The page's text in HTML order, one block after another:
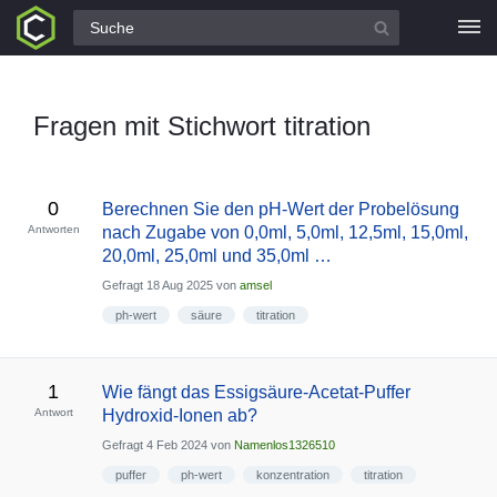
Alle Fragen
Fragen mit Stichwort titration
0
Antworten
Berechnen Sie den pH-Wert der Probelösung
nach Zugabe von 0,0ml, 5,0ml, 12,5ml, 15,0ml,
20,0ml, 25,0ml und 35,0ml …
Gefragt 18 Aug 2025 von amsel
ph-wert säure titration
1
Antwort
Wie fängt das Essigsäure-Acetat-Puffer
Hydroxid-Ionen ab?
Gefragt 4 Feb 2024 von Namenlos1326510
puffer ph-wert konzentration titration